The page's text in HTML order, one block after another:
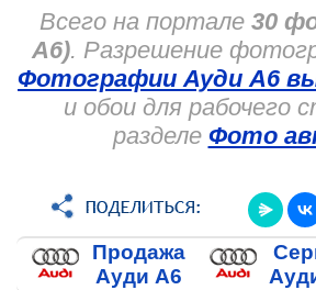
Всего на портале 30
А6). Разрешение
Фотографии Ауди А6
и обои для рабочего
разделе Фото
Продажа
Ауди А6